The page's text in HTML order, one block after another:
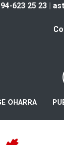
94-623 25 23 |
OHARRA